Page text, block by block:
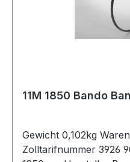
11M 1850 Bando
Gewicht 0,102kg
Zolltarifnummer 3926